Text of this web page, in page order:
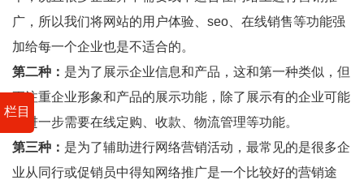
栏目
广，所以我们将网站的用户体验、seo、在线销售等功能强
加给每一个企业也是不适合的。
第二种： 是为了展示企业信息和产品，这和第一种类似，但
更注重企业形象和产品的展示功能，除了展示有的企业可能
会进一步需要在线定购、收款、物流管理等功能。
第三种： 是为了辅助进行网络营销活动，最常见的是很多企
业从同行或促销员中得知网络推广是一个比较好的营销途